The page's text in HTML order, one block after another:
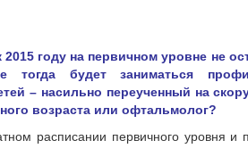
году на первичном уровне не
будет заниматься
– насильно переученный на
возраста или офтальмолог?
расписании первичного уровня и